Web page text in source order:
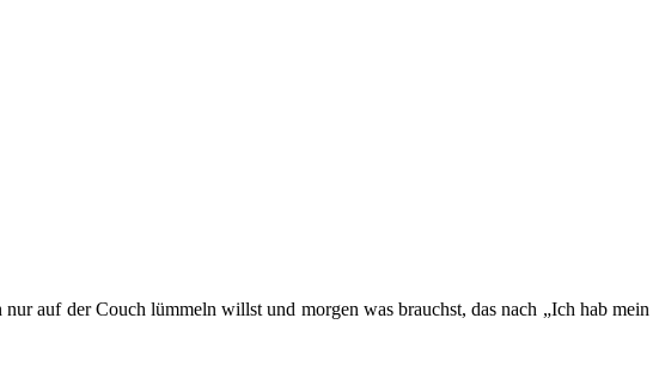
auf der Couch lümmeln willst und morgen was brauchst, das nach „Ich hab mein